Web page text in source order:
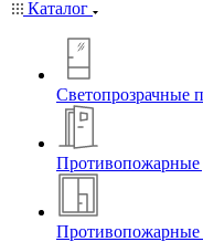
Каталог
Светопрозрачные
Противопожарные
Противопожарные